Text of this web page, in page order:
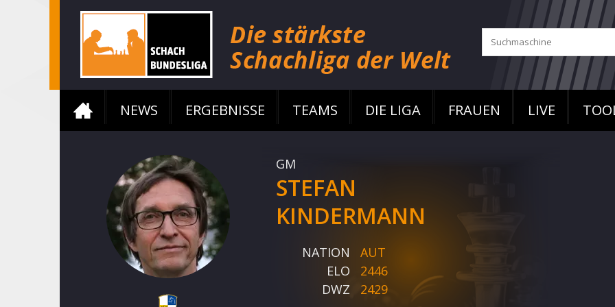
NEWS ERGEBNISSE TEAMS DIE LIGA FRAUEN LIVE
GM
STEFAN
KINDERMANN
NATION
AUT
ELO
2446
DWZ
2429